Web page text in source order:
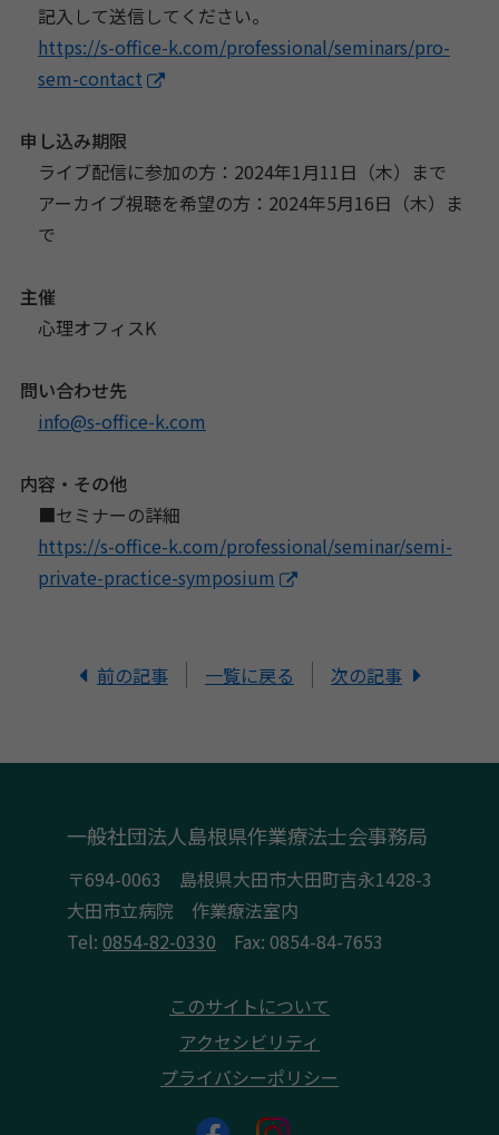
記入して送信してください。
https://s-office-k.com/professional/seminars/pro-
sem-contact
申し込み期限
ライブ配信に参加の方：2024年1月11日（木）まで
アーカイブ視聴を希望の方：2024年5月16日（木）ま
で
主催
心理オフィスK
問い合わせ先
info@s-office-k.com
内容・その他
■セミナーの詳細
https://s-office-k.com/professional/seminar/semi-
private-practice-symposium
前の記事 一覧に戻る 次の記事
一般社団法人島根県作業療法士会事務局
〒694-0063 島根県大田市大田町吉永1428-3
大田市立病院 作業療法室内
Tel: 0854-82-0330 Fax: 0854-84-7653
このサイトについて
アクセシビリティ
プライバシーポリシー